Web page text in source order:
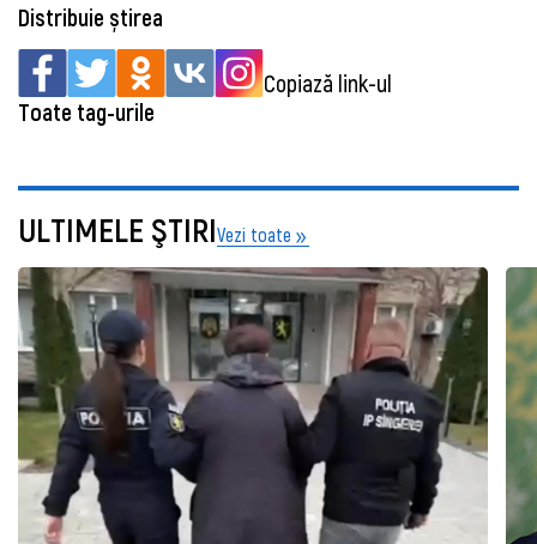
Distribuie știrea
Copiază link-ul
Toate tag-urile
ULTIMELE ŞTIRIVezi toate